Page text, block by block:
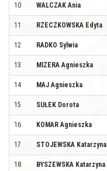
10 WALCZAK Ania
11 RZECZKOWSKA Edyta
12 RADKO Sylwia
13 MIZERA Agnieszka
14 MAJ Agnieszka
15 SUŁEK Dorota
16 KOMAR Agnieszka
17 STOJEWSKA Katarzyna
18 BYSZEWSKA Katarzyna